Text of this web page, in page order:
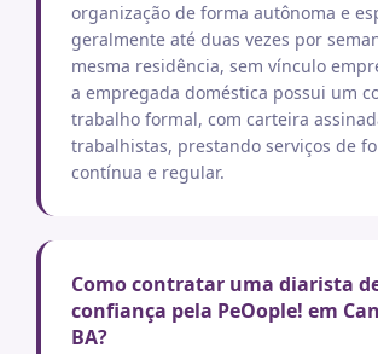
organização de forma autônoma e
geralmente até duas vezes por
mesma residência, sem vínculo
a empregada doméstica possui um
trabalho formal, com carteira
trabalhistas, prestando serviços de
contínua e regular.
Como contratar uma diarista
confiança pela PeOople! em
BA?